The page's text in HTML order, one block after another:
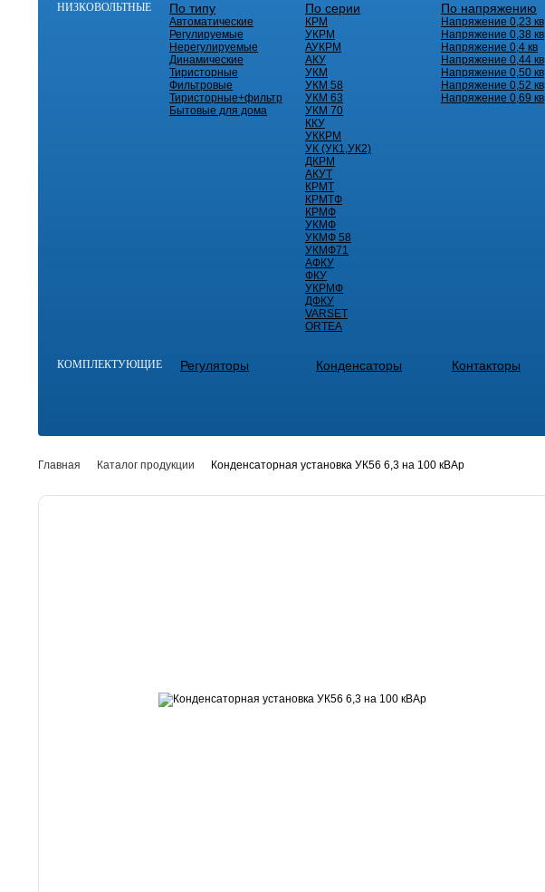
НИЗКОВОЛЬТНЫЕ По типу
Автоматические
Регулируемые
Нерегулируемые
Динамические
Тиристорные
Фильтровые
Тиристорные+фильтр
Бытовые для дома
По серии
КРМ
УКРМ
АУКРМ
АКУ
УКМ
УКМ 58
УКМ 63
УКМ 70
ККУ
УККРМ
УК (УК1,УК2)
ДКРМ
АКУТ
КРМТ
КРМТФ
КРМФ
УКМФ
УКМФ 58
УКМФ71
АФКУ
ФКУ
УКРМФ
ДФКУ
VARSET
ORTEA
По напряжению
Напряжение 0,23 кв
Напряжение 0,38 кв
Напряжение 0,4 кв
Напряжение 0,44 кв
Напряжение 0,50 кв
Напряжение 0,52 кв
Напряжение 0,69 кв
КОМПЛЕКТУЮЩИЕ Регуляторы Конденсаторы Контакторы
Главная Каталог продукции Конденсаторная установка УК56 6,3 на 100 кВАр